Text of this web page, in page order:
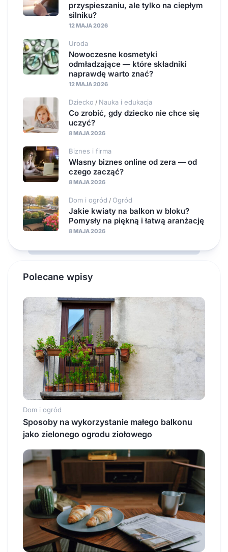
przyspieszaniu, ale tylko na ciepłym
silniku?
12 MAJA 2026
Uroda
Nowoczesne kosmetyki
odmładzające — które składniki
naprawdę warto znać?
12 MAJA 2026
Dziecko / Nauka i edukacja
Co zrobić, gdy dziecko nie chce się
uczyć?
8 MAJA 2026
Biznes i firma
Własny biznes online od zera — od
czego zacząć?
8 MAJA 2026
Dom i ogród / Ogród
Jakie kwiaty na balkon w bloku?
Pomysły na piękną i łatwą aranżację
8 MAJA 2026
Polecane wpisy
Dom i ogród
Sposoby na wykorzystanie małego balkonu
jako zielonego ogrodu ziołowego